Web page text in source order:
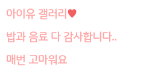
아이유 갤러리 ♥
밥과 음료 다 감사합니다..
매번 고마워요